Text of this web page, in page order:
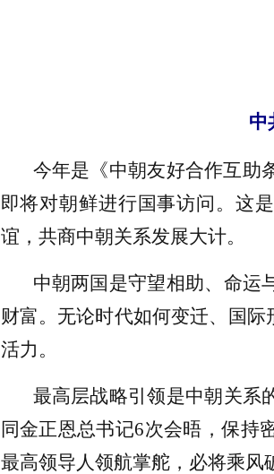
中
今年是《中朝友好合作互助
即将对朝鲜进行国事访问。这
谊，共商中朝关系发展大计。
中朝两国是守望相助、命运
财富。无论时代如何变迁、国
活力。
最高层战略引领是中朝关系
同金正恩总书记6次会晤，保持
最高领导人领航掌舵，必将乘风